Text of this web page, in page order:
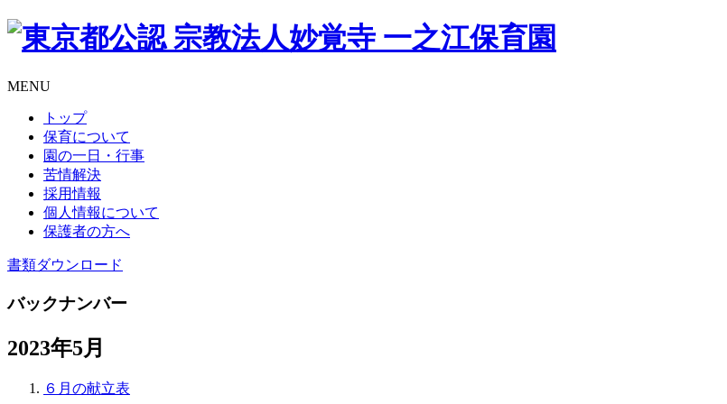
MENU
トップ
保育について
園の一日・行事
苦情解決
採用情報
個人情報について
保護者の方へ
書類ダウンロード
バックナンバー
2023年5月
６月の献立表